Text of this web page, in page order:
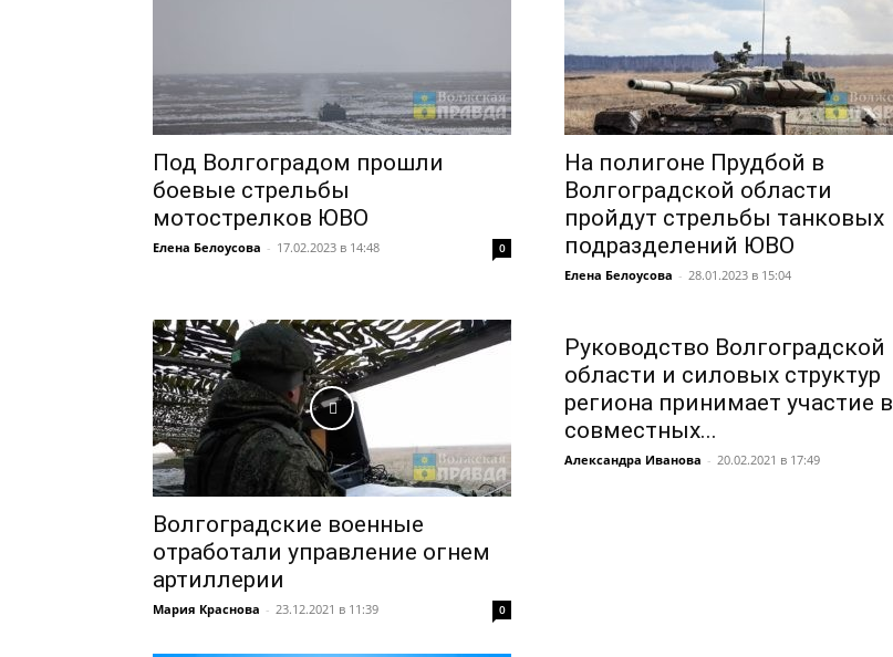
Под Волгоградом прошли
боевые стрельбы
мотострелков ЮВО
Елена Белоусова - 17.02.2023 в 14:48 0
На полигоне Прудбой в
Волгоградской области
пройдут стрельбы танковых
подразделений ЮВО
Елена Белоусова - 28.01.2023 в 15:04
Волгоградские военные
отработали управление огнем
артиллерии
Мария Краснова - 23.12.2021 в 11:39 0
Руководство Волгоградской
области и силовых структур
региона принимает участие в
совместных...
Александра Иванова - 20.02.2021 в 17:49